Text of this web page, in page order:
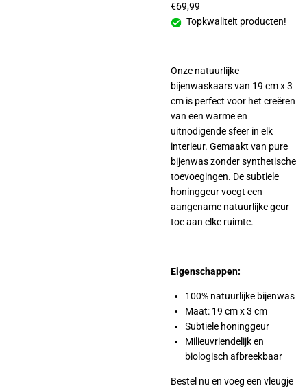
€69,99
Topkwaliteit producten!
Onze natuurlijke
bijenwaskaars van 19 cm x 3
cm is perfect voor het creëren
van een warme en
uitnodigende sfeer in elk
interieur. Gemaakt van pure
bijenwas zonder synthetische
toevoegingen. De subtiele
honinggeur voegt een
aangename natuurlijke geur
toe aan elke ruimte.
Eigenschappen:
100% natuurlijke bijenwas
Maat: 19 cm x 3 cm
Subtiele honinggeur
Milieuvriendelijk en
biologisch afbreekbaar
Bestel nu en voeg een vleugje